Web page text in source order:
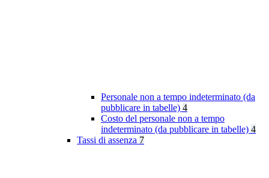
Personale non a tempo indeterminato (da
pubblicare in tabelle) 4
Costo del personale non a tempo
indeterminato (da pubblicare in tabelle) 4
Tassi di assenza 7